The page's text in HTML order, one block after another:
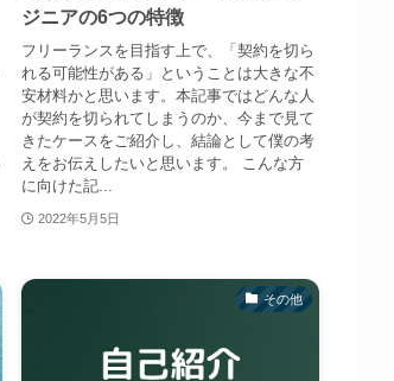
ジニアの6つの特徴
フリーランスを目指す上で、「契約を切ら
れる可能性がある」ということは大きな不
安材料かと思います。本記事ではどんな人
が契約を切られてしまうのか、今まで見て
きたケースをご紹介し、結論として僕の考
えをお伝えしたいと思います。 こんな方
に向けた記...
2022年5月5日
その他